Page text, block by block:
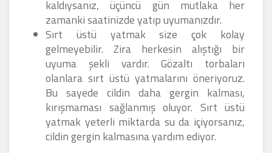
kaldıysanız, üçüncü gün mutlaka her
zamanki saatinizde yatıp uyumanızdır.
Sırt üstü yatmak size çok kolay
gelmeyebilir. Zira herkesin alıştığı bir
uyuma şekli vardır. Gözaltı torbaları
olanlara sırt üstü yatmalarını öneriyoruz.
Bu sayede cildin daha gergin kalması,
kırışmaması sağlanmış oluyor. Sırt üstü
yatmak yeterli miktarda su da içiyorsanız,
cildin gergin kalmasına yardım ediyor.